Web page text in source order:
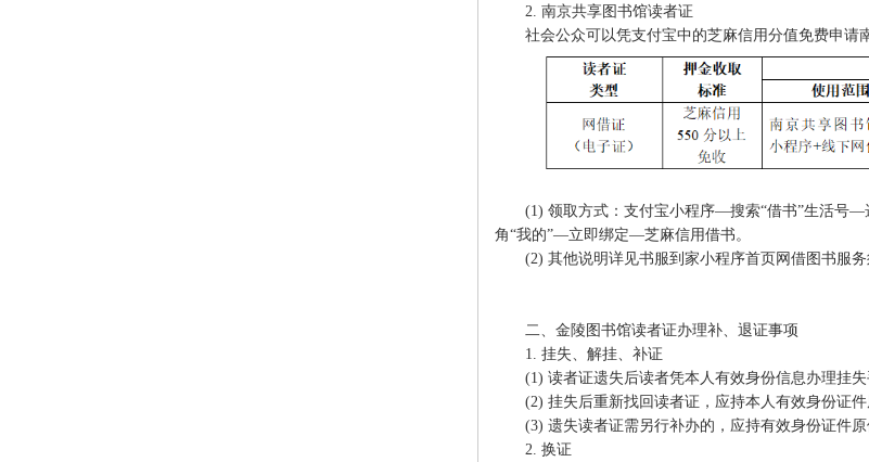
2. 南京共享图书馆读者证
社会公众可以凭支付宝中的芝麻信用分值免费申请
(1) 领取方式：支付宝小程序—搜索“借书”生活号
角“我的”—立即绑定—芝麻信用借书。
(2) 其他说明详见书服到家小程序首页网借图书服务
二、金陵图书馆读者证办理补、退证事项
1. 挂失、解挂、补证
(1) 读者证遗失后读者凭本人有效身份信息办理挂失
(2) 挂失后重新找回读者证，应持本人有效身份证件
(3) 遗失读者证需另行补办的，应持有效身份证件
2. 换证